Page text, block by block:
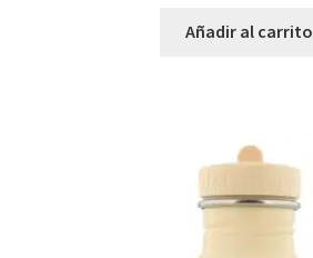
Añadir al carrito